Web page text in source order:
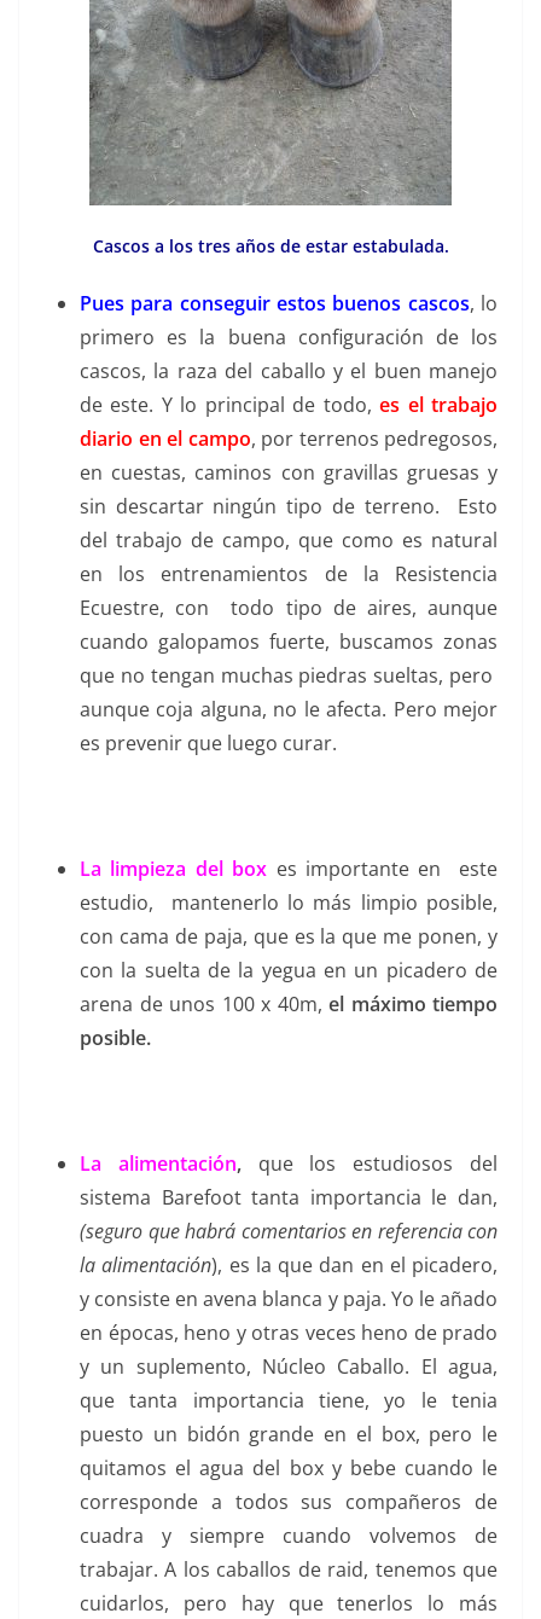
Cascos a los tres años de estar estabulada.
Pues para conseguir estos buenos cascos, lo
primero es la buena configuración de los
cascos, la raza del caballo y el buen manejo
de este. Y lo principal de todo, es el trabajo
diario en el campo, por terrenos pedregosos,
en cuestas, caminos con gravillas gruesas y
sin descartar ningún tipo de terreno. Esto
del trabajo de campo, que como es natural
en los entrenamientos de la Resistencia
Ecuestre, con todo tipo de aires, aunque
cuando galopamos fuerte, buscamos zonas
que no tengan muchas piedras sueltas, pero
aunque coja alguna, no le afecta. Pero mejor
es prevenir que luego curar.
La limpieza del box es importante en este
estudio, mantenerlo lo más limpio posible,
con cama de paja, que es la que me ponen, y
con la suelta de la yegua en un picadero de
arena de unos 100 x 40m, el máximo tiempo
posible.
La alimentación,que los estudiosos del
sistema Barefoot tanta importancia le dan,
(seguro que habrá comentarios en referencia con
la alimentación), es la que dan en el picadero,
y consiste en avena blanca y paja. Yo le añado
en épocas, heno y otras veces heno de prado
y un suplemento, Núcleo Caballo. El agua,
que tanta importancia tiene, yo le tenia
puesto un bidón grande en el box, pero le
quitamos el agua del box y bebe cuando le
corresponde a todos sus compañeros de
cuadra y siempre cuando volvemos de
trabajar. A los caballos de raid, tenemos que
cuidarlos, pero hay que tenerlos lo más